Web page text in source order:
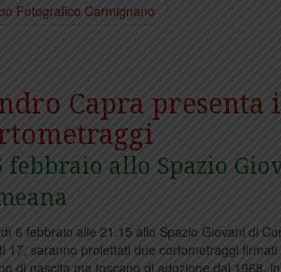
Fotografico Carmignano
Capra presenta
febbraio allo Spazio
6 febbraio alle 21.15 allo Spazio Giovani di
17, saranno proiettati due cortometraggi firmati
di nascita ma toscano di adozione dal 1968,